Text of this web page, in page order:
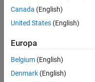
Canada (English)
United States (English)
Europa
Belgium (English)
Denmark (English)
Centro di fiducia